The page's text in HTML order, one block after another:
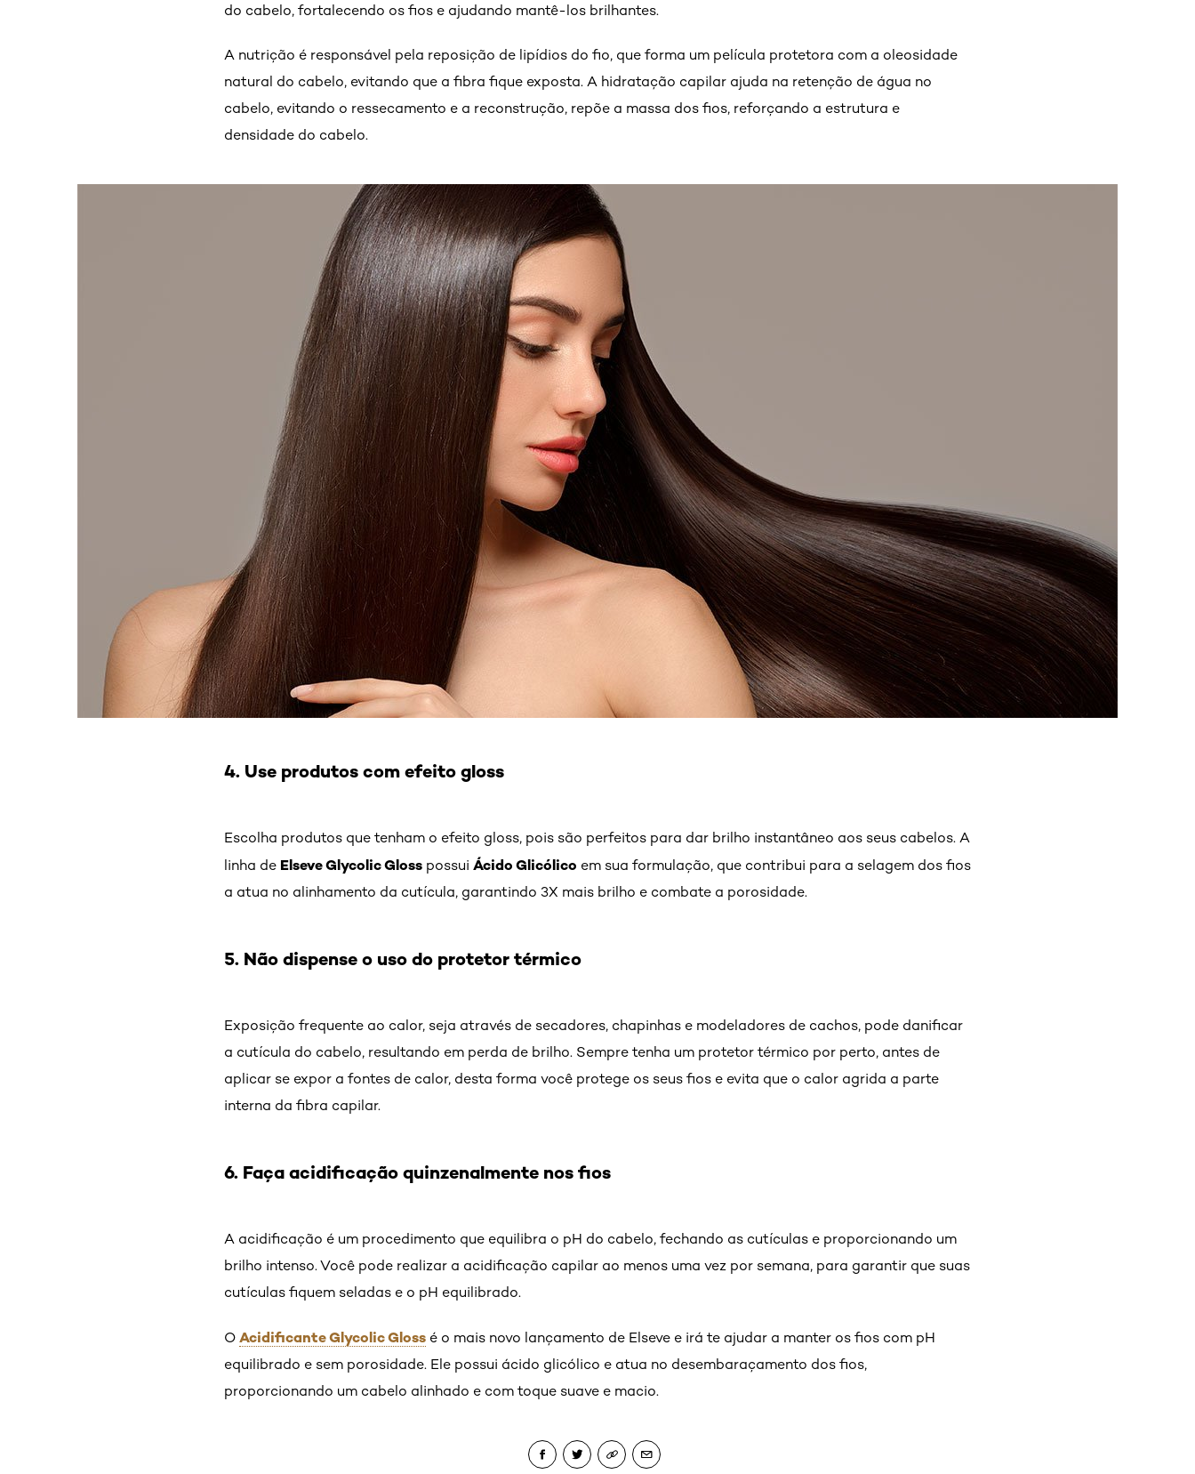
do cabelo, fortalecendo os fios e ajudando mantê-los brilhantes.
A nutrição é responsável pela reposição de lipídios do fio, que forma um película protetora com a oleosidade
natural do cabelo, evitando que a fibra fique exposta. A hidratação capilar ajuda na retenção de água no
cabelo, evitando o ressecamento e a reconstrução, repõe a massa dos fios, reforçando a estrutura e
densidade do cabelo.
4. Use produtos com efeito gloss
Escolha produtos que tenham o efeito gloss, pois são perfeitos para dar brilho instantâneo aos seus cabelos. A
linha de Elseve Glycolic Gloss possui Ácido Glicólico em sua formulação, que contribui para a selagem dos fios
a atua no alinhamento da cutícula, garantindo 3X mais brilho e combate a porosidade.
5. Não dispense o uso do protetor térmico
Exposição frequente ao calor, seja através de secadores, chapinhas e modeladores de cachos, pode danificar
a cutícula do cabelo, resultando em perda de brilho. Sempre tenha um protetor térmico por perto, antes de
aplicar se expor a fontes de calor, desta forma você protege os seus fios e evita que o calor agrida a parte
interna da fibra capilar.
6. Faça acidificação quinzenalmente nos fios
A acidificação é um procedimento que equilibra o pH do cabelo, fechando as cutículas e proporcionando um
brilho intenso. Você pode realizar a acidificação capilar ao menos uma vez por semana, para garantir que suas
cutículas fiquem seladas e o pH equilibrado.
O Acidificante Glycolic Gloss é o mais novo lançamento de Elseve e irá te ajudar a manter os fios com pH
equilibrado e sem porosidade. Ele possui ácido glicólico e atua no desembaraçamento dos fios,
proporcionando um cabelo alinhado e com toque suave e macio.